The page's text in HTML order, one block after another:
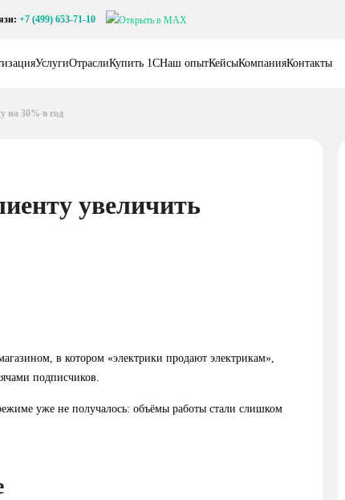
+7 (499) 653-71-10
УслугиОтраслиКупить 1СНаш опытКейсыКомпанияКонтакты
на 30% в год
увеличить
в котором «электрики продают электрикам»,
подписчиков.
уже не получалось: объёмы работы стали слишком